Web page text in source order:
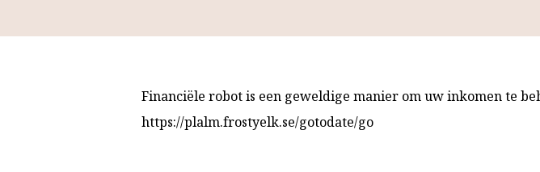
Financiële robot is een geweldige manier om uw inkomen te
https://plalm.frostyelk.se/gotodate/go